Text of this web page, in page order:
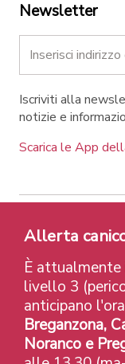
Newsletter
Iscriviti alla
notizie e
Scarica le App
Contatti Link
Label e
© 2026 Città di
Allerta
È
livello 3
anticipano
Breganzona,
Noranco e